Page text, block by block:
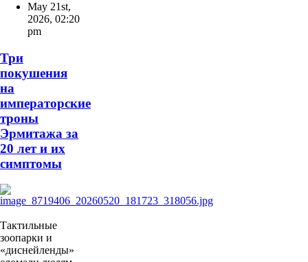
May 21st,
2026, 02:20
pm
Три
покушения
на
императорские
троны
Эрмитажа за
20 лет и их
симптомы
Тактильные
зоопарки и
«диснейленды»